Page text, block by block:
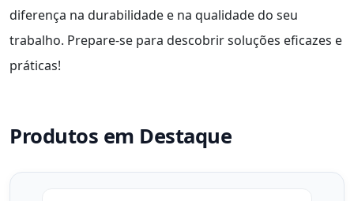
diferença na durabilidade e na qualidade do seu
trabalho. Prepare-se para descobrir soluções eficazes e
práticas!
Produtos em Destaque